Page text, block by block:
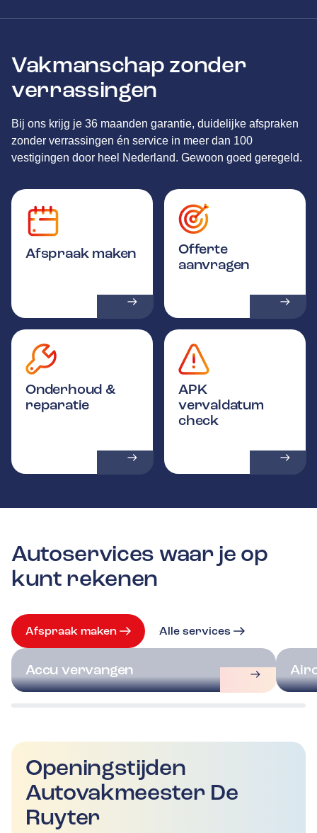
Vakmanschap zonder
verrassingen
Bij ons krijg je 36 maanden garantie, duidelijke afspraken
zonder verrassingen én service in meer dan 100
vestigingen door heel Nederland. Gewoon goed geregeld.
Afspraak maken
Offerte
aanvragen
Onderhoud &
reparatie
APK
vervaldatum
check
Autoservices waar je op
kunt rekenen
Afspraak maken Alle services
Accu vervangen
Openingstijden
Autovakmeester De
Ruyter